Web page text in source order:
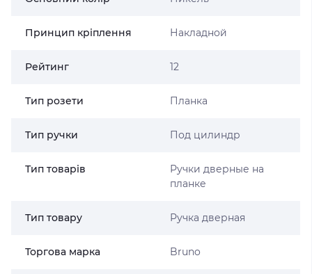
Принцип кріплення Накладной
Рейтинг 12
Тип розети Планка
Тип ручки Под цилиндр
Тип товарів
Ручки дверные на
планке
Тип товару Ручка дверная
Торгова марка Bruno